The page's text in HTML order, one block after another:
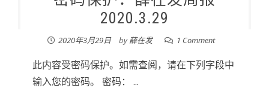
2020.3.29
2020年3月29日 by薛在发 1 Comment
此内容受密码保护。如需查阅，请在下列字段中
输入您的密码。 密码： ...